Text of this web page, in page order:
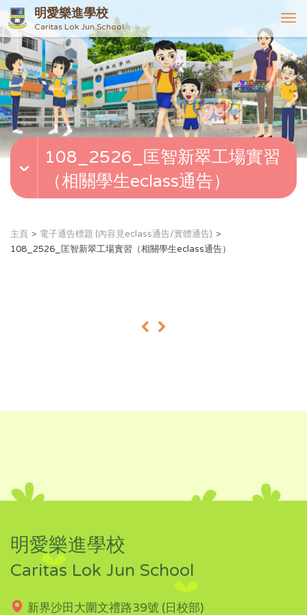
明愛樂進學校
Caritas Lok Jun School
T
o
g
g
l
e
n
v
108_2526_匡智新翠工場實習
（相關學生eclass通告）
主頁
電子通告標題 (內容見eclass通告/實體通告)
108_2526_匡智新翠工場實習（相關學生eclass通告）
« »
明愛樂進學校
Caritas Lok Jun School
新界沙田大圍文禮路39號 (日校部)